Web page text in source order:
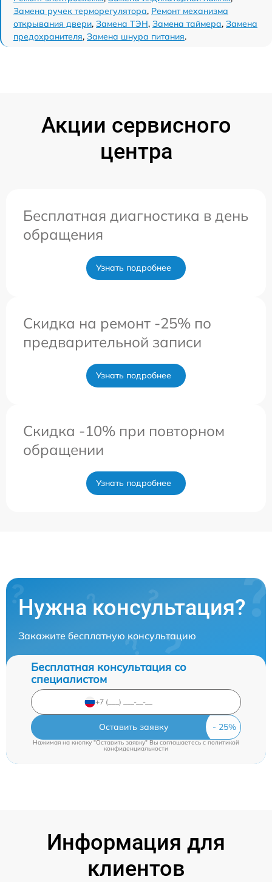
Замена ручек терморегулятора, Ремонт механизма
открывания двери, Замена ТЭН, Замена таймера, Замена
предохранителя, Замена шнура питания.
Акции сервисного
центра
Бесплатная диагностика в день
обращения
Узнать подробнее
Скидка на ремонт -25% по
предварительной записи
Узнать подробнее
Скидка -10% при повторном
обращении
Узнать подробнее
Нужна консультация?
Закажите бесплатную консультацию
Бесплатная консультация со
специалистом
Оставить заявку
Нажимая на кнопку "Оставить заявку" Вы соглашаетесь cполитикой
конфиденциальности
Информация для
клиентов